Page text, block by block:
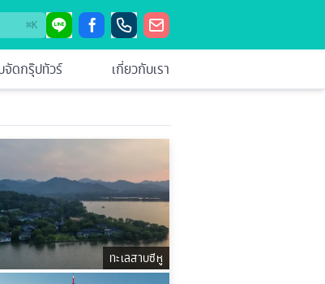
⌘K
จัดกรุ๊ปทัวร์ เกี่ยวกับเรา
ทะเลสาบซีหู